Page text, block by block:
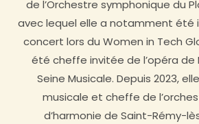
de l’Orchestre symphonique du
avec lequel elle a notamment été
concert lors du Women in Tech
été cheffe invitée de l’opéra de
Seine Musicale. Depuis 2023,
musicale et cheffe de
d’harmonie de Saint-Rémy-